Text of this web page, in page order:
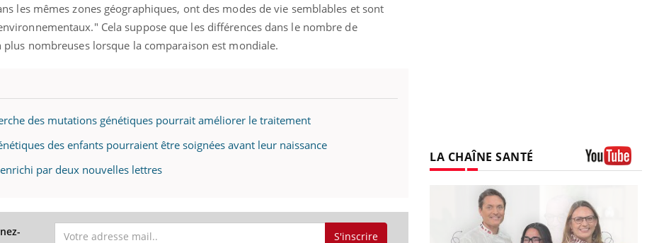
les mêmes zones géographiques, ont des modes de vie semblables et sont
Cela suppose que les différences dans le nombre de
nombreuses lorsque la comparaison est mondiale.
des mutations génétiques pourrait améliorer le traitement
des enfants pourraient être soignées avant leur naissance
par deux nouvelles lettres
S'inscrire
LA CHAÎNE SANTÉ